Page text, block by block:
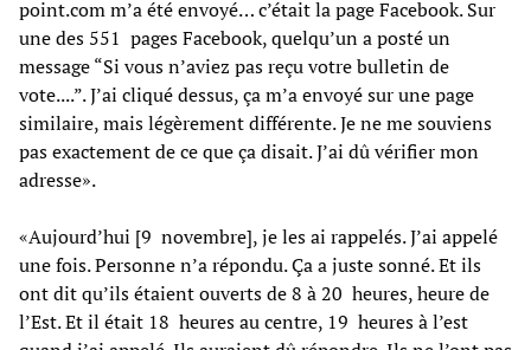
point.com m’a été envoyé… c’était la page Facebook. Sur
une des 551 pages Facebook, quelqu’un a posté un
message “Si vous n’aviez pas reçu votre bulletin de
vote....”. J’ai cliqué dessus, ça m’a envoyé sur une page
similaire, mais légèrement différente. Je ne me souviens
pas exactement de ce que ça disait. J’ai dû vérifier mon
adresse».
«Aujourd’hui [9 novembre], je les ai rappelés. J’ai appelé
une fois. Personne n’a répondu. Ça a juste sonné. Et ils
ont dit qu’ils étaient ouverts de 8 à 20 heures, heure de
l’Est. Et il était 18 heures au centre, 19 heures à l’est